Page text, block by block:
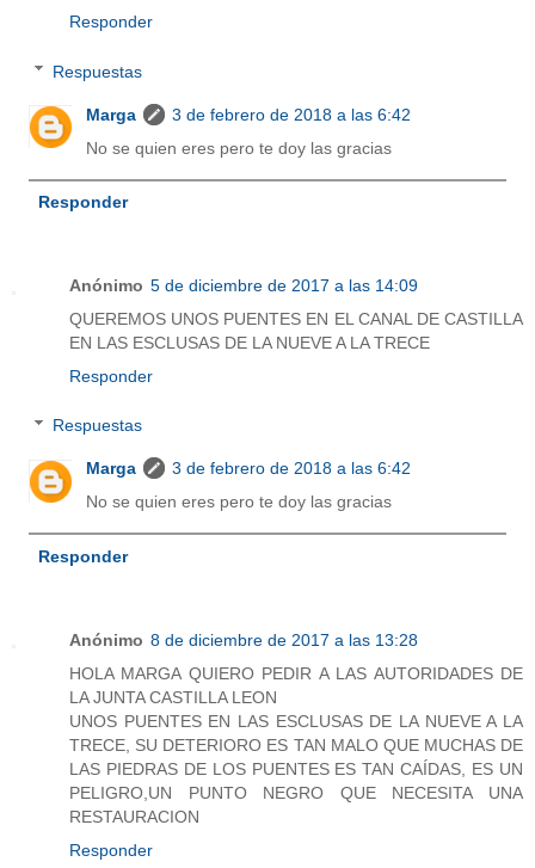
Responder
Respuestas
Marga
3 de febrero de 2018 a las 6:42
No se quien eres pero te doy las gracias
Responder
Anónimo 5 de diciembre de 2017 a las 14:09
QUEREMOS UNOS PUENTES EN EL CANAL DE CASTILLA
EN LAS ESCLUSAS DE LA NUEVE A LA TRECE
Responder
Respuestas
Marga
3 de febrero de 2018 a las 6:42
No se quien eres pero te doy las gracias
Responder
Anónimo 8 de diciembre de 2017 a las 13:28
HOLA MARGA QUIERO PEDIR A LAS AUTORIDADES DE
LA JUNTA CASTILLA LEON
UNOS PUENTES EN LAS ESCLUSAS DE LA NUEVE A LA
TRECE, SU DETERIORO ES TAN MALO QUE MUCHAS DE
LAS PIEDRAS DE LOS PUENTES ES TAN CAÍDAS, ES UN
PELIGRO,UN PUNTO NEGRO QUE NECESITA UNA
RESTAURACION
Responder